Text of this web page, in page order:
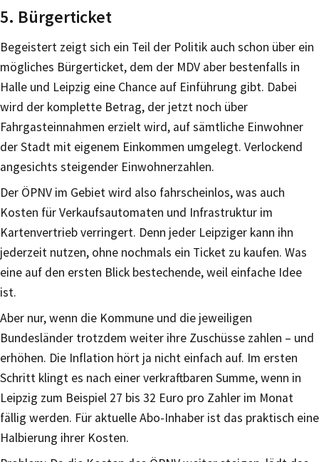
5. Bürgerticket
Begeistert zeigt sich ein Teil der Politik auch schon über ein
mögliches Bürgerticket, dem der MDV aber bestenfalls in
Halle und Leipzig eine Chance auf Einführung gibt. Dabei
wird der komplette Betrag, der jetzt noch über
Fahrgasteinnahmen erzielt wird, auf sämtliche Einwohner
der Stadt mit eigenem Einkommen umgelegt. Verlockend
angesichts steigender Einwohnerzahlen.
Der ÖPNV im Gebiet wird also fahrscheinlos, was auch
Kosten für Verkaufsautomaten und Infrastruktur im
Kartenvertrieb verringert. Denn jeder Leipziger kann ihn
jederzeit nutzen, ohne nochmals ein Ticket zu kaufen. Was
eine auf den ersten Blick bestechende, weil einfache Idee
ist.
Aber nur, wenn die Kommune und die jeweiligen
Bundesländer trotzdem weiter ihre Zuschüsse zahlen – und
erhöhen. Die Inflation hört ja nicht einfach auf. Im ersten
Schritt klingt es nach einer verkraftbaren Summe, wenn in
Leipzig zum Beispiel 27 bis 32 Euro pro Zahler im Monat
fällig werden. Für aktuelle Abo-Inhaber ist das praktisch eine
Halbierung ihrer Kosten.